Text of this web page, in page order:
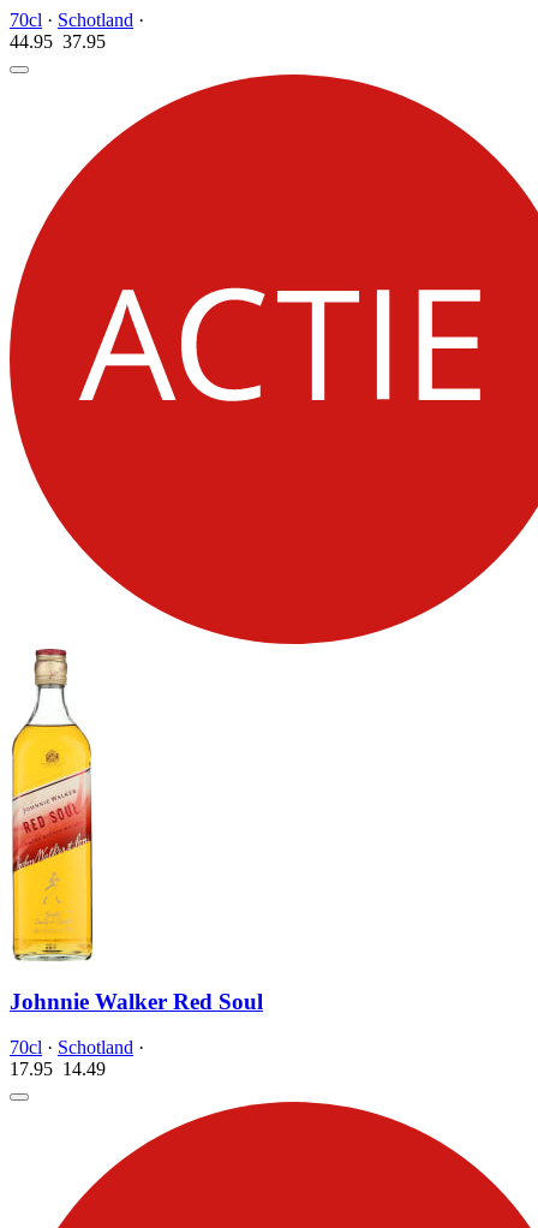
70cl · Schotland ·
44.95 37.95
Johnnie Walker Red Soul
70cl · Schotland ·
17.95 14.49